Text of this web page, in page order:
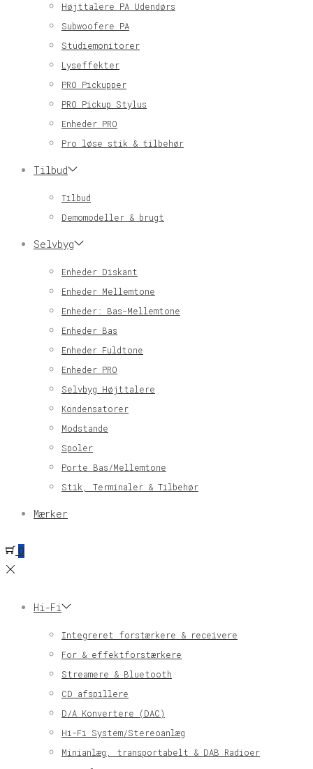
Højttalere PA Udendørs
Subwoofere PA
Studiemonitorer
Lyseffekter
PRO Pickupper
PRO Pickup Stylus
Enheder PRO
Pro løse stik & tilbehør
Tilbud
Tilbud
Demomodeller & brugt
Selvbyg
Enheder Diskant
Enheder Mellemtone
Enheder: Bas-Mellemtone
Enheder Bas
Enheder Fuldtone
Enheder PRO
Selvbyg Højttalere
Kondensatorer
Modstande
Spoler
Porte Bas/Mellemtone
Stik, Terminaler & Tilbehør
Mærker
0
Hi-Fi
Integreret forstærkere & receivere
For & effektforstærkere
Streamere & Bluetooth
CD afspillere
D/A Konvertere (DAC)
Hi-Fi System/Stereoanlæg
Minianlæg, transportabelt & DAB Radioer